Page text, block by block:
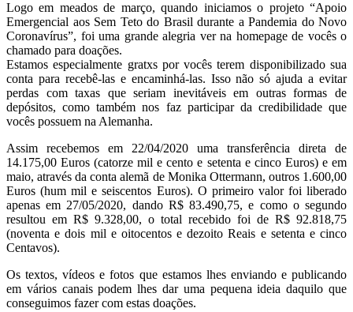
Logo em meados de março, quando iniciamos o projeto “Apoio
Emergencial aos Sem Teto do Brasil durante a Pandemia do Novo
Coronavírus”, foi uma grande alegria ver na homepage de vocês o
chamado para doações.
Estamos especialmente gratxs por vocês terem disponibilizado sua
conta para recebê-las e encaminhá-las. Isso não só ajuda a evitar
perdas com taxas que seriam inevitáveis em outras formas de
depósitos, como também nos faz participar da credibilidade que
vocês possuem na Alemanha.
Assim recebemos em 22/04/2020 uma transferência direta de
14.175,00 Euros (catorze mil e cento e setenta e cinco Euros) e em
maio, através da conta alemã de Monika Ottermann, outros 1.600,00
Euros (hum mil e seiscentos Euros). O primeiro valor foi liberado
apenas em 27/05/2020, dando R$ 83.490,75, e como o segundo
resultou em R$ 9.328,00, o total recebido foi de R$ 92.818,75
(noventa e dois mil e oitocentos e dezoito Reais e setenta e cinco
Centavos).
Os textos, vídeos e fotos que estamos lhes enviando e publicando
em vários canais podem lhes dar uma pequena ideia daquilo que
conseguimos fazer com estas doações.